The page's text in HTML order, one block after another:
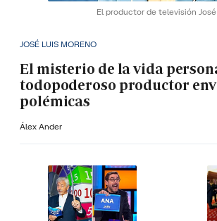
El productor de televisión
JOSÉ LUIS MORENO
El misterio de la vida
todopoderoso productor
polémicas
Álex Ander